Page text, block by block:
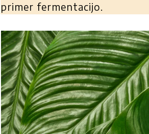
primer fermentacijo.